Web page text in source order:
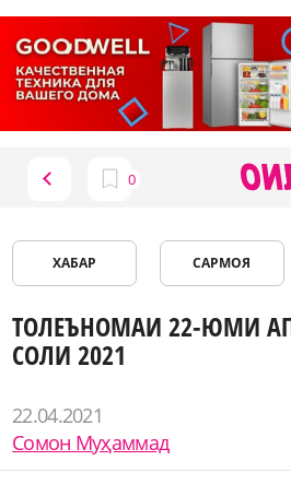
ХАБАР САРМОЯ
ТОЛЕЪНОМАИ 22-ЮМИ
СОЛИ 2021
22.04.2021
Сомон Муҳаммад